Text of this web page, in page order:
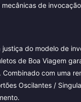
de
justiça do modelo de
de Boa Viagem
com uma
Oscilantes /